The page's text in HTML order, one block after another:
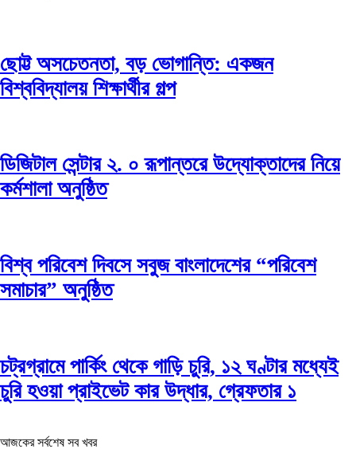
ছোট্ট অসচেতনতা, বড় ভোগান্তি: একজন
বিশ্ববিদ্যালয় শিক্ষার্থীর গল্প
ডিজিটাল সেন্টার ২. ০ রূপান্তরে উদ্যোক্তাদের নিয়ে
কর্মশালা অনুষ্ঠিত
বিশ্ব পরিবেশ দিবসে সবুজ বাংলাদেশের “পরিবেশ
সমাচার” অনুষ্ঠিত
চট্রগ্রামে পার্কিং থেকে গাড়ি চুরি, ১২ ঘণ্টার মধ্যেই
চুরি হওয়া প্রাইভেট কার উদ্ধার, গ্রেফতার ১
আজকের সর্বশেষ সব খবর